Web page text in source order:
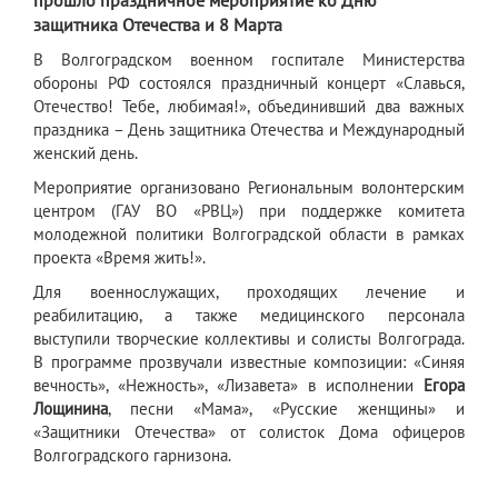
защитника Отечества и 8 Марта
​В Волгоградском военном госпитале Министерства
обороны РФ состоялся праздничный концерт «Славься,
Отечество! Тебе, любимая!», объединивший два важных
праздника – День защитника Отечества и Международный
женский день.
Мероприятие организовано Региональным волонтерским
центром (ГАУ ВО «РВЦ») при поддержке комитета
молодежной политики Волгоградской области в рамках
проекта «Время жить!».
Для военнослужащих, проходящих лечение и
реабилитацию, а также медицинского персонала
выступили творческие коллективы и солисты Волгограда.
В программе прозвучали известные композиции: «Синяя
вечность», «Нежность», «Лизавета» в исполнении Егора
Лощинина, песни «Мама», «Русские женщины» и
«Защитники Отечества» от солисток Дома офицеров
Волгоградского гарнизона.